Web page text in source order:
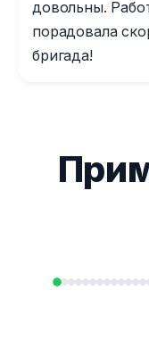
довольны.
порадовала
бригада!